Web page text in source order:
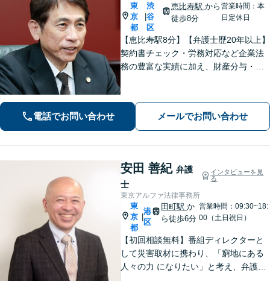
東
京
都
|
渋
谷
区
恵比寿駅 から
徒歩8分
営業時間：本
日定休日
【恵比寿駅8分】【弁護士歴20年以上】
契約書チェック・労務対応など企業法
務の豊富な実績に加え、財産分与・親
寄り添い最適な解決を目指します。
【初回相談可能】【WEB面談可能】
電話でお問い合わせ メールでお問い合わせ
安田 善紀 弁護
士
インタビューを見
る
東京アルファ法律事務所
東
京
都
|
港
区
田町駅か
ら徒歩6分
営業時間：09:30~18:
00（土日祝日）
【初回相談無料】番組ディレクターと
して災害取材に携わり、「窮地にある
人々の力 になりたい」と考え、弁護士